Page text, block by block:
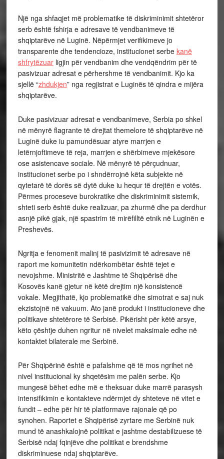
Një nga shfaqjet më problematike të diskriminimit shtetëror
serb është fshirja e adresave të vendbanimeve të
shqiptarëve në Luginë. Nëpërmjet verifikimeve jo
transparente dhe tendencioze, institucionet serbe kanë
shfrytëzuarligjin për vendbanim dhe vendqëndrim për të
pasivizuar adresat e përhershme të vendbanimit. Kjo ka
sjellë “zhdukjen” nga regjistrat e Luginës të qindra e mijëra
shqiptarëve.
Duke pasivizuar adresat e vendbanimeve, Serbia po shkel
në mënyrë flagrante të drejtat themelore të shqiptarëve në
Luginë duke iu pamundësuar atyre marrjen e
letërnjoftimeve të reja, marrjen e shërbimeve mjekësore
ose asistencave sociale. Në mënyrë të përçudnuar,
institucionet serbe po i shndërrojnë këta subjekte në
qytetarë të dorës së dytë duke iu hequr të drejtën e votës.
Përmes proceseve burokratike dhe diskriminimit sistemik,
shteti serb është duke realizuar, pa zhurmë dhe pa derdhur
asnjë pikë gjak, një spastrim të mirëfilltë etnik në Luginën e
Preshevës.
Ngritja e fenomenit malinj të pasivizimit të adresave në
raport me komunitetin ndërkombëtar është tejet e
nevojshme. Ministritë e Jashtme të Shqipërisë dhe
Kosovës kanë gjetur në këtë drejtim një konsistencë
vokale. Megjithatë, kjo problematikë dhe simotrat e saj nuk
ekzistojnë në vakuum. Ato janë produkt i institucioneve dhe
politikave shtetërore të Serbisë. Pikërisht për këtë arsye,
këto çështje duhen ngritur në nivelet maksimale edhe në
kontaktet bilaterale me Serbinë.
Për Shqipërinë është e pafalshme që të mos ngrihet në
nivel institucional ky shqetësim me palën serbe. Kjo
mungesë bëhet edhe më e theksuar duke marrë parasysh
intensifikimin e kontakteve ndërmjet dy shteteve në vitet e
fundit – edhe për hir të platformave rajonale që po
synohen. Raportet e Shqipërisë zyrtare me Serbinë nuk
mund të anashkalojnë politikat e jashtme destabilizuese të
Serbisë ndaj fqinjëve dhe politikat e brendshme
diskriminuese ndaj shqiptarëve.